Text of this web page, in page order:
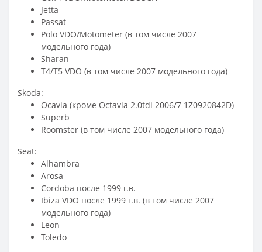
Jetta
Passat
Polo VDO/Motometer (в том числе 2007
модельного года)
Sharan
T4/T5 VDO (в том числе 2007 модельного года)
Skoda:
Ocavia (кроме Octavia 2.0tdi 2006/7 1Z0920842D)
Superb
Roomster (в том числе 2007 модельного года)
Seat:
Alhambra
Arosa
Cordoba после 1999 г.в.
Ibiza VDO после 1999 г.в. (в том числе 2007
модельного года)
Leon
Toledo